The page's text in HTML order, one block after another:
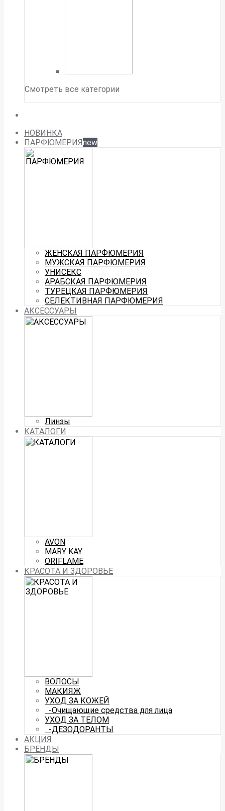
Смотреть все категории
НОВИНКА
ПАРФЮМЕРИЯnew
ЖЕНСКАЯ ПАРФЮМЕРИЯ
МУЖСКАЯ ПАРФЮМЕРИЯ
УНИСЕКС
АРАБСКАЯ ПАРФЮМЕРИЯ
ТУРЕЦКАЯ ПАРФЮМЕРИЯ
СЕЛЕКТИВНАЯ ПАРФЮМЕРИЯ
АКСЕССУАРЫ
Линзы
КАТАЛОГИ
AVON
MARY KAY
ORIFLAME
КРАСОТА И ЗДОРОВЬЕ
ВОЛОСЫ
МАКИЯЖ
УХОД ЗА КОЖЕЙ
-Очищающие средства для лица
УХОД ЗА ТЕЛОМ
-ДЕЗОДОРАНТЫ
АКЦИЯ
БРЕНДЫ